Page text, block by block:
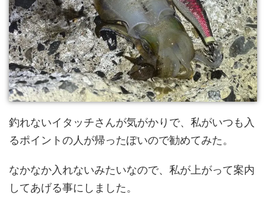
釣れないイタッチさんが気がかりで、私がいつも入
るポイントの人が帰ったぽいので勧めてみた。
なかなか入れないみたいなので、私が上がって案内
してあげる事にしました。